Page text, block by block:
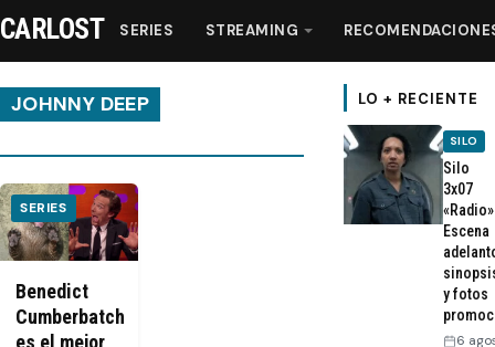
Streaming
Recomendaciones
CARLOST SERIES STREAMING
JOHNNY DEEP
SERIES
Benedict
Cumberbatch
LO + RECIENTE
SILO
Silo
3x07
Escena
y fotos
6